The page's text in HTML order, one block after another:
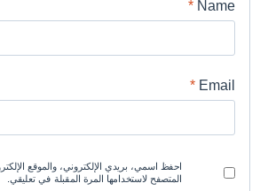
Name
*
Email
*
احفظ اسمي، بريدي الإلكتروني، والموقع
المتصفح لاستخدامها المرة المقبلة في تعليقي.